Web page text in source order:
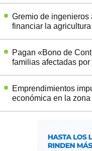
Gremio de ingenieros
financiar la
Pagan «Bono de
familias afectadas
Emprendimientos
económica en la